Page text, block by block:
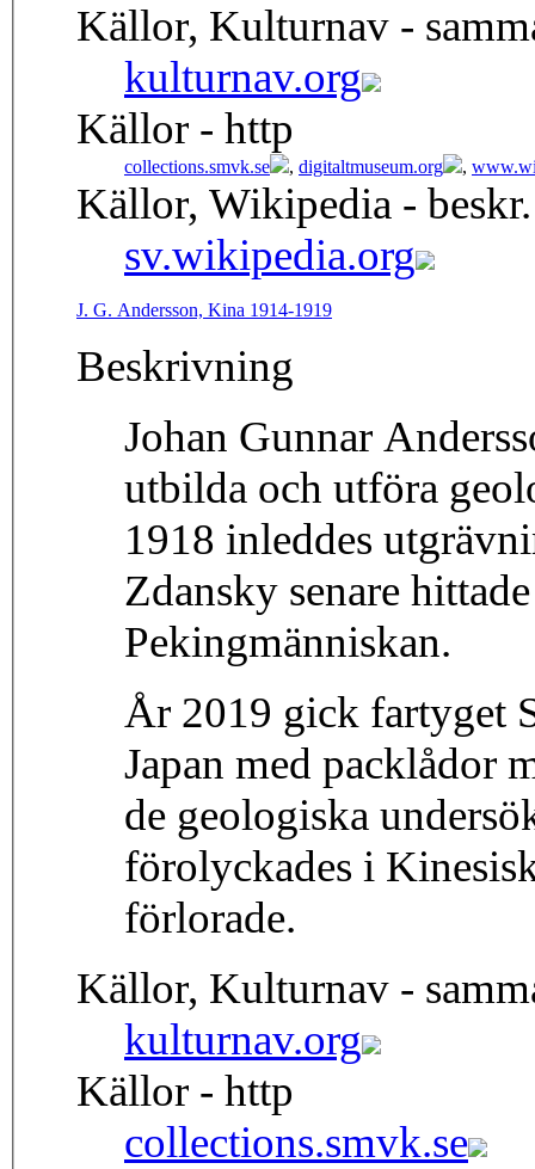
Källor, Kulturnav -
kulturnav.org
Källor - http
collections.smvk.se , digitaltmuseum.org ,
Källor, Wikipedia -
sv.wikipedia.org
J. G. Andersson, Kina 1914-1919
Beskrivning
Johan Gunnar
utbilda och utföra
1918 inleddes
Zdansky senare
Pekingmänniskan.
År 2019 gick fartyget
Japan med packlådor
de geologiska
förolyckades i
förlorade.
Källor, Kulturnav -
kulturnav.org
Källor - http
collections.smvk.se